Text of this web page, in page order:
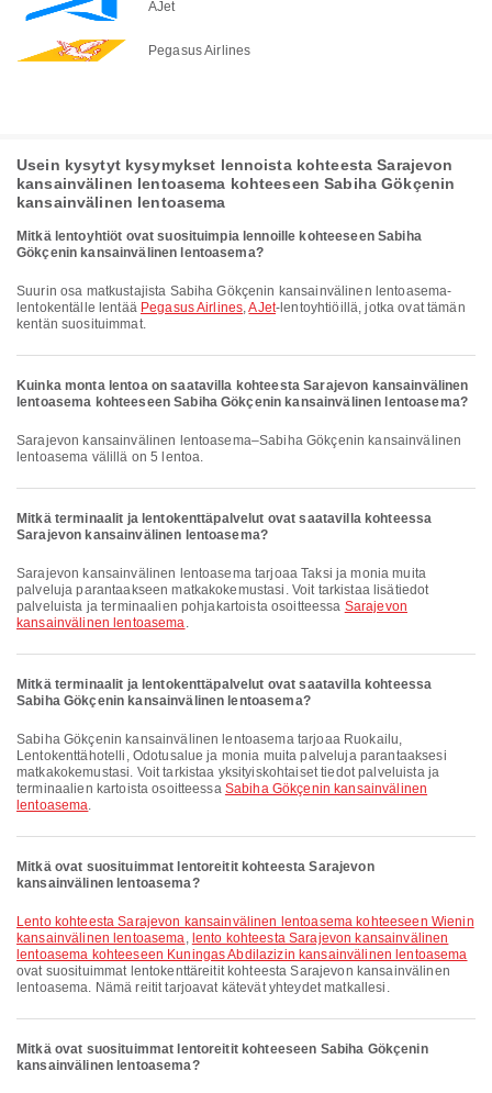
AJet
Pegasus Airlines
Usein kysytyt kysymykset lennoista kohteesta Sarajevon
kansainvälinen lentoasema kohteeseen Sabiha Gökçenin
kansainvälinen lentoasema
Mitkä lentoyhtiöt ovat suosituimpia lennoille kohteeseen Sabiha
Gökçenin kansainvälinen lentoasema?
Suurin osa matkustajista Sabiha Gökçenin kansainvälinen lentoasema-
lentokentälle lentää Pegasus Airlines,AJet-lentoyhtiöillä, jotka ovat tämän
kentän suosituimmat.
Kuinka monta lentoa on saatavilla kohteesta Sarajevon kansainvälinen
lentoasema kohteeseen Sabiha Gökçenin kansainvälinen lentoasema?
Sarajevon kansainvälinen lentoasema–Sabiha Gökçenin kansainvälinen
lentoasema välillä on 5 lentoa.
Mitkä terminaalit ja lentokenttäpalvelut ovat saatavilla kohteessa
Sarajevon kansainvälinen lentoasema?
Sarajevon kansainvälinen lentoasema tarjoaa Taksi ja monia muita
palveluja parantaakseen matkakokemustasi. Voit tarkistaa lisätiedot
palveluista ja terminaalien pohjakartoista osoitteessa Sarajevon
kansainvälinen lentoasema.
Mitkä terminaalit ja lentokenttäpalvelut ovat saatavilla kohteessa
Sabiha Gökçenin kansainvälinen lentoasema?
Sabiha Gökçenin kansainvälinen lentoasema tarjoaa Ruokailu,
Lentokenttähotelli, Odotusalue ja monia muita palveluja parantaaksesi
matkakokemustasi. Voit tarkistaa yksityiskohtaiset tiedot palveluista ja
terminaalien kartoista osoitteessa Sabiha Gökçenin kansainvälinen
lentoasema.
Mitkä ovat suosituimmat lentoreitit kohteesta Sarajevon
kansainvälinen lentoasema?
lento kohteesta Sarajevon kansainvälinen lentoasema kohteeseen Wienin
kansainvälinen lentoasema, lento kohteesta Sarajevon kansainvälinen
lentoasema kohteeseen Kuningas Abdilazizin kansainvälinen lentoasema
ovat suosituimmat lentokenttäreitit kohteesta Sarajevon kansainvälinen
lentoasema. Nämä reitit tarjoavat kätevät yhteydet matkallesi.
Mitkä ovat suosituimmat lentoreitit kohteeseen Sabiha Gökçenin
kansainvälinen lentoasema?